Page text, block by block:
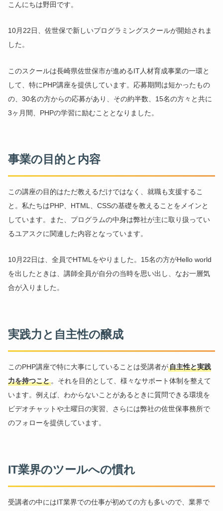
こんにちは野田です。
10月22日、佐世保で新しいプログラミングスクールが開始されま
した。
このスクールは長崎県佐世保市が進めるIT人材育成事業の一環と
して、特にPHP講座を提供しています。応募期間は短かったもの
の、30名の方からの応募があり、その約半数、15名の方々と共に
3ヶ月間、PHPの学習に励むこととなりました。
事業の目的と内容
この講座の目的はただ教えるだけではなく、就職も支援するこ
と。私たちはPHP、HTML、CSSの基礎を教えることをメインと
しています。また、プログラムの中身は弊社が主に取り扱ってい
るユアスクに関連した内容となっています。
10月22日は、全員でHTMLをやりました。15名の方がHello world
を出したときは、講師全員が自分の当時を思い出し、なお一層気
合が入りました。
実践力と自主性の醸成
このPHP講座で特に大事にしていることは受講者が自主性と実践
力を持つこと。それを目的として、様々なサポート体制を整えて
います。例えば、わからないことがあるときに質問できる環境を
ビデオチャットや土曜日の実習、さらには弊社の佐世保事務所で
のフォローを提供しています。
IT業界のツールへの慣れ
受講者の中にはIT業界での仕事が初めての方も多いので、業界で